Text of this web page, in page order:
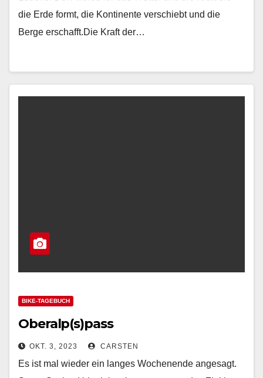
die Erde formt, die Kontinente verschiebt und die
Berge erschafft.Die Kraft der…
BIKE-TAGEBUCH
Oberalp(s)pass
OKT. 3, 2023 CARSTEN
Es ist mal wieder ein langes Wochenende angesagt.